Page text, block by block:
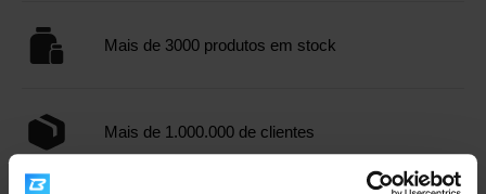
Mais de 3000 produtos em stock
Mais de 1.000.000 de clientes